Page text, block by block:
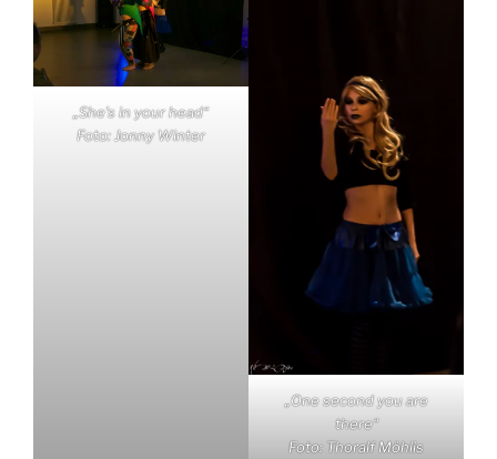
„She’s in your head“
Foto: Jonny Winter
„One second you are
there“
Foto: Thoralf Möhlis